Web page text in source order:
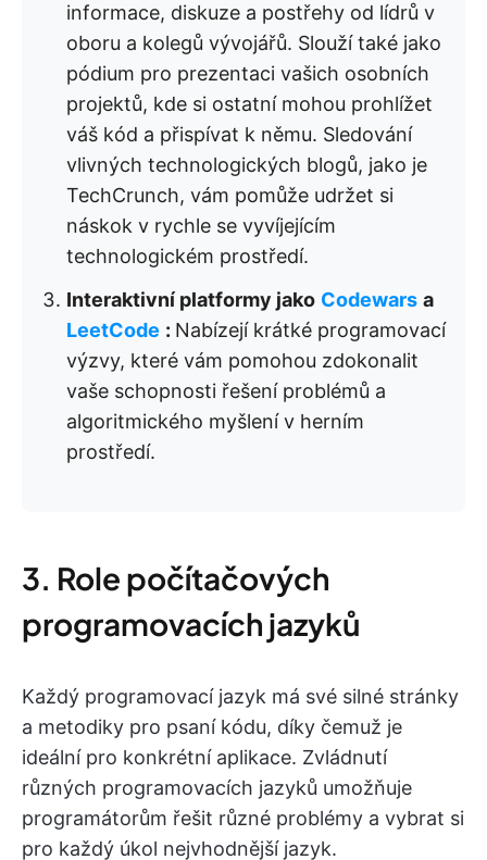
informace, diskuze a postřehy od lídrů v
oboru a kolegů vývojářů. Slouží také jako
pódium pro prezentaci vašich osobních
projektů, kde si ostatní mohou prohlížet
váš kód a přispívat k němu. Sledování
vlivných technologických blogů, jako je
TechCrunch, vám pomůže udržet si
náskok v rychle se vyvíjejícím
technologickém prostředí.
Interaktivní platformy jako Codewars a
LeetCode : Nabízejí krátké programovací
výzvy, které vám pomohou zdokonalit
vaše schopnosti řešení problémů a
algoritmického myšlení v herním
prostředí.
3. Role počítačových
programovacích jazyků
Každý programovací jazyk má své silné stránky
a metodiky pro psaní kódu, díky čemuž je
ideální pro konkrétní aplikace. Zvládnutí
různých programovacích jazyků umožňuje
programátorům řešit různé problémy a vybrat si
pro každý úkol nejvhodnější jazyk.